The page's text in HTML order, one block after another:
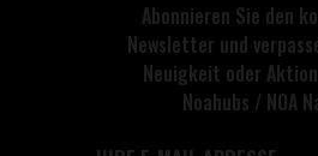
Abonnieren Sie den
Newsletter und
Neuigkeit oder
Noahubs / NOA